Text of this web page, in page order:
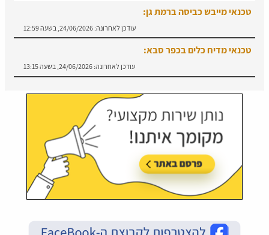
טכנאי מייבש כביסה ברמת גן:
עודכן לאחרונה: 24/06/2026, בשעה 12:59
טכנאי מדיח כלים בכפר סבא:
עודכן לאחרונה: 24/06/2026, בשעה 13:15